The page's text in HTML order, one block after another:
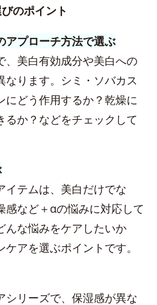
のポイント
プローチ方法で選ぶ
、美白有効成分や美白への
なります。シミ・ソバカス
にどう作用するか？乾燥に
るか？などをチェックして
イテムは、美白だけでな
感など＋αの悩みに対応して
んな悩みをケアしたいか
アを選ぶポイントです。
シリーズで、保湿感が異な